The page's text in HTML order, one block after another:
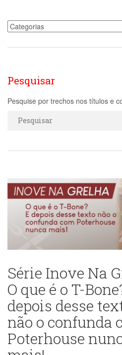
Pesquisar
Pesquise por trechos nos títulos e
Série Inove Na
O que é o T-
depois desse
não o confunda
Poterhouse